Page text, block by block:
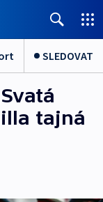
SLEDOVAT
tajná